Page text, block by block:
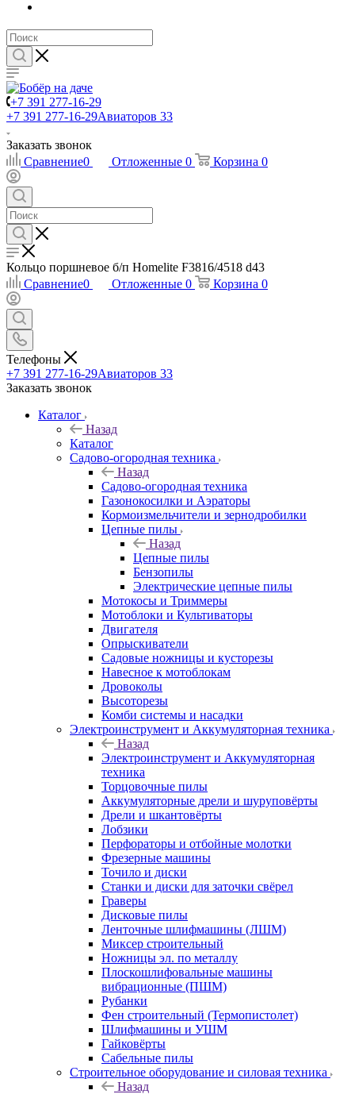
+7 391 277-16-29
+7 391 277-16-29Авиаторов 33
Заказать звонок
Сравнение0 Отложенные 0 Корзина 0
Кольцо поршневое б/п Homelite F3816/4518 d43
Сравнение0 Отложенные 0 Корзина 0
Телефоны
+7 391 277-16-29Авиаторов 33
Заказать звонок
Каталог
Назад
Каталог
Садово-огородная техника
Назад
Садово-огородная техника
Газонокосилки и Аэраторы
Кормоизмельчители и зернодробилки
Цепные пилы
Назад
Цепные пилы
Бензопилы
Электрические цепные пилы
Мотокосы и Триммеры
Мотоблоки и Культиваторы
Двигателя
Опрыскиватели
Садовые ножницы и кусторезы
Навесное к мотоблокам
Дровоколы
Высоторезы
Комби системы и насадки
Электроинструмент и Аккумуляторная техника
Назад
Электроинструмент и Аккумуляторная
техника
Торцовочные пилы
Аккумуляторные дрели и шуруповёрты
Дрели и шкантовёрты
Лобзики
Перфораторы и отбойные молотки
Фрезерные машины
Точило и диски
Станки и диски для заточки свёрел
Граверы
Дисковые пилы
Ленточные шлифмашины (ЛШМ)
Миксер строительный
Ножницы эл. по металлу
Плоскошлифовальные машины
вибрационные (ПШМ)
Рубанки
Фен строительный (Термопистолет)
Шлифмашины и УШМ
Гайковёрты
Сабельные пилы
Строительное оборудование и силовая техника
Назад